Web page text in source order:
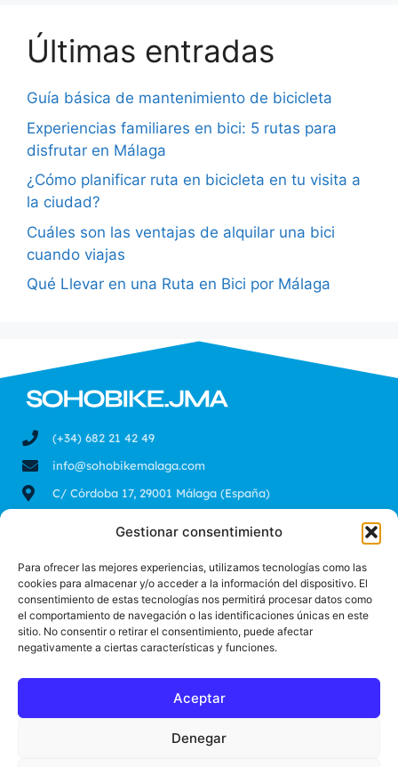
Gestionar consentimiento
Para ofrecer las mejores experiencias, utilizamos tecnologías como las
cookies para almacenar y/o acceder a la información del dispositivo. El
consentimiento de estas tecnologías nos permitirá procesar datos como
el comportamiento de navegación o las identificaciones únicas en este
sitio. No consentir o retirar el consentimiento, puede afectar
negativamente a ciertas características y funciones.
Aceptar
Denegar
Últimas entradas
Guía básica de mantenimiento de bicicleta
Experiencias familiares en bici: 5 rutas para
disfrutar en Málaga
¿Cómo planificar ruta en bicicleta en tu visita a
la ciudad?
Cuáles son las ventajas de alquilar una bici
cuando viajas
Qué Llevar en una Ruta en Bici por Málaga
(+34) 682 21 42 49
info@sohobikemalaga.com
C/ Córdoba 17, 29001 Málaga (España)
SOHOBIKE.JMA
Soho bike
Alquiler bicicletas
LEGAL
Aviso legal
Política de privacidad
Política de cookies